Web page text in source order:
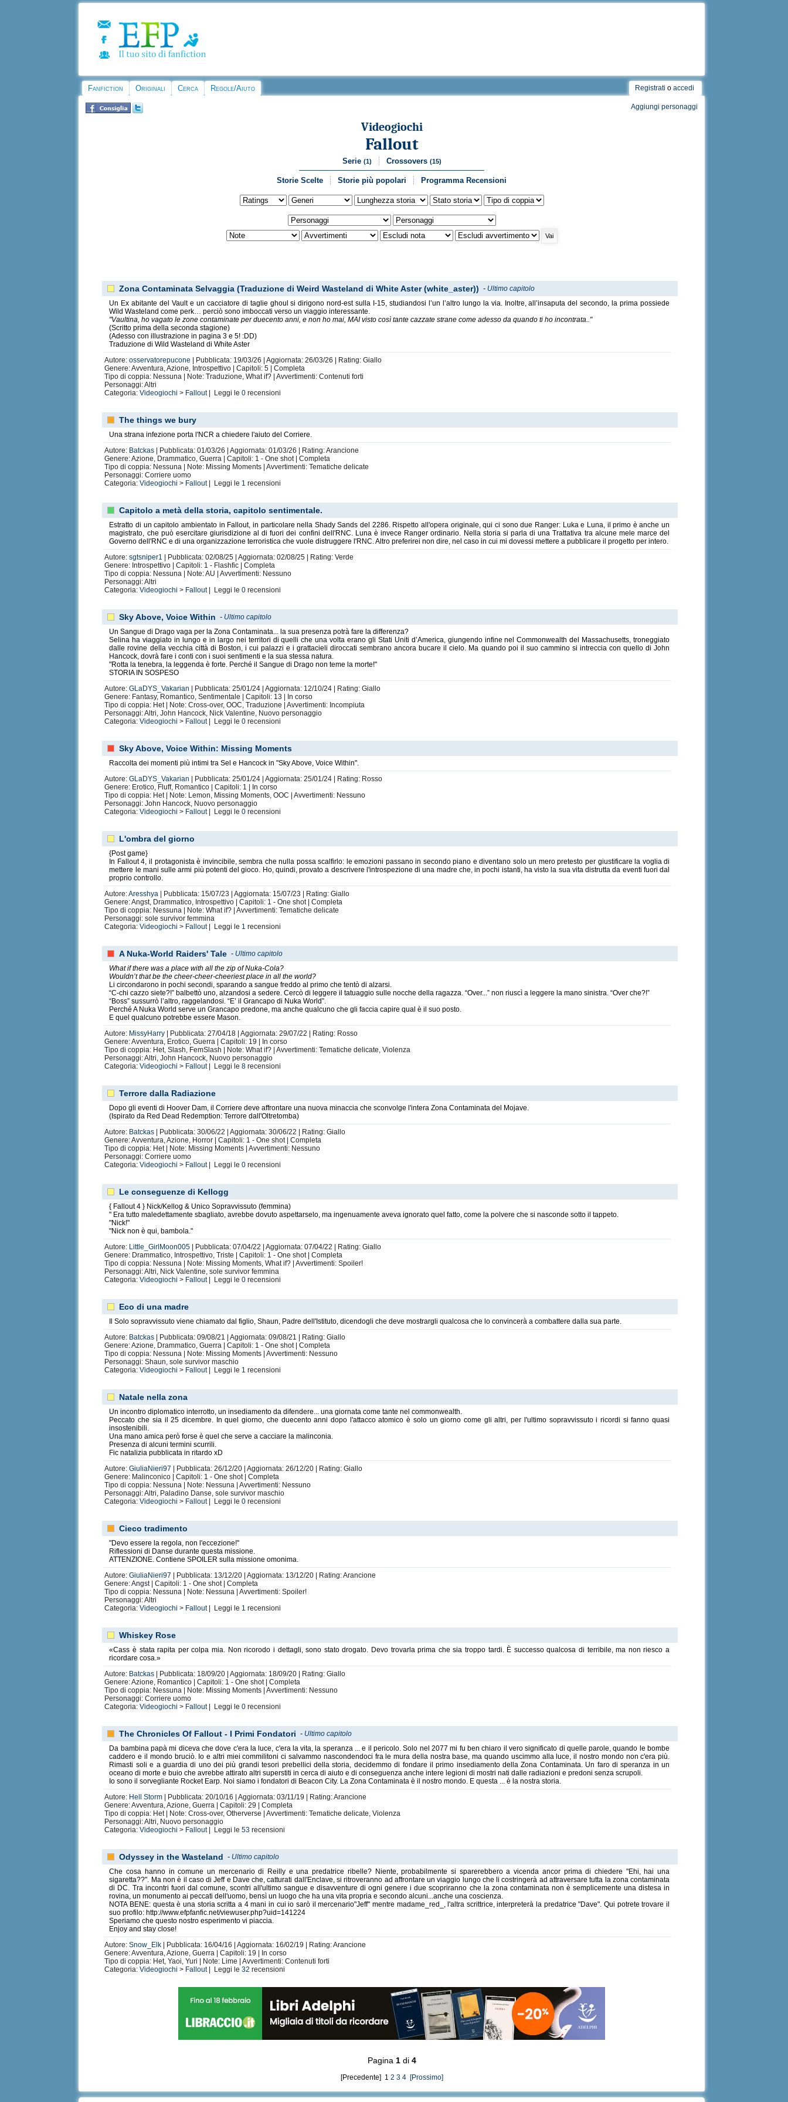
Fanfiction Originali Cerca Regole/Aiuto Registrati o accedi
Aggiungi personaggi
Videogiochi
Fallout
Serie (1) Crossovers (15)
Storie Scelte Storie più popolari Programma Recensioni
Zona Contaminata Selvaggia (Traduzione di Weird Wasteland di White Aster (white_aster)) - Ultimo capitolo
Un Ex abitante del Vault e un cacciatore di taglie ghoul si dirigono nord-est sulla I-15, studiandosi l’un l’altro lungo la via. Inoltre, all’insaputa del secondo, la prima possiede
Wild Wasteland come perk… perciò sono imboccati verso un viaggio interessante.
"Vaultina, ho vagato le zone contaminate per duecento anni, e non ho mai, MAI visto così tante cazzate strane come adesso da quando ti ho incontrata.."
(Scritto prima della seconda stagione)
(Adesso con illustrazione in pagina 3 e 5! :DD)
Traduzione di Wild Wasteland di White Aster
Autore:osservatorepucone
| Pubblicata: 19/03/26 | Aggiornata: 26/03/26 | Rating: Giallo
Genere: Avventura, Azione, Introspettivo | Capitoli: 5 | Completa
Tipo di coppia: Nessuna | Note: Traduzione, What if? | Avvertimenti: Contenuti forti
Personaggi: Altri
Categoria:Videogiochi > Fallout| Leggi le0 recensioni
The things we bury
Una strana infezione porta l'NCR a chiedere l'aiuto del Corriere.
Autore: Batckas | Pubblicata: 01/03/26 | Aggiornata: 01/03/26 | Rating: Arancione
Genere: Azione, Drammatico, Guerra | Capitoli: 1 - One shot | Completa
Tipo di coppia: Nessuna | Note: Missing Moments | Avvertimenti: Tematiche delicate
Personaggi: Corriere uomo
Categoria:Videogiochi > Fallout| Leggi le 1 recensioni
Capitolo a metà della storia, capitolo sentimentale.
Estratto di un capitolo ambientato in Fallout, in particolare nella Shady Sands del 2286. Rispetto all'opera originale, qui ci sono due Ranger: Luka e Luna, il primo è anche un
magistrato, che può esercitare giurisdizione al di fuori dei confini dell'RNC. Luna è invece Ranger ordinario. Nella storia si parla di una Trattativa tra alcune mele marce del
Governo dell'RNC e di una organizzazione terroristica che vuole distruggere l'RNC. Altro preferirei non dire, nel caso in cui mi dovessi mettere a pubblicare il progetto per intero.
Autore:sgtsniper1
| Pubblicata: 02/08/25 | Aggiornata: 02/08/25 | Rating: Verde
Genere: Introspettivo | Capitoli: 1 - Flashfic | Completa
Tipo di coppia: Nessuna | Note: AU | Avvertimenti: Nessuno
Personaggi: Altri
Categoria:Videogiochi > Fallout| Leggi le0 recensioni
Sky Above, Voice Within - Ultimo capitolo
Un Sangue di Drago vaga per la Zona Contaminata... la sua presenza potrà fare la differenza?
Selina ha viaggiato in lungo e in largo nei territori di quelli che una volta erano gli Stati Uniti d’America, giungendo infine nel Commonwealth del Massachusetts, troneggiato
dalle rovine della vecchia città di Boston, i cui palazzi e i grattacieli diroccati sembrano ancora bucare il cielo. Ma quando poi il suo cammino si intreccia con quello di John
Hancock, dovrà fare i conti con i suoi sentimenti e la sua stessa natura.
"Rotta la tenebra, la leggenda è forte. Perché il Sangue di Drago non teme la morte!"
STORIA IN SOSPESO
Autore:GLaDYS_Vakarian
| Pubblicata: 25/01/24 | Aggiornata: 12/10/24 | Rating: Giallo
Genere: Fantasy, Romantico, Sentimentale | Capitoli: 13 | In corso
Tipo di coppia: Het | Note: Cross-over, OOC, Traduzione | Avvertimenti: Incompiuta
Personaggi: Altri, John Hancock, Nick Valentine, Nuovo personaggio
Categoria:Videogiochi > Fallout| Leggi le0 recensioni
Sky Above, Voice Within: Missing Moments
Raccolta dei momenti più intimi tra Sel e Hancock in "Sky Above, Voice Within".
Autore:GLaDYS_Vakarian
| Pubblicata: 25/01/24 | Aggiornata: 25/01/24 | Rating: Rosso
Genere: Erotico, Fluff, Romantico | Capitoli: 1 | In corso
Tipo di coppia: Het | Note: Lemon, Missing Moments, OOC | Avvertimenti: Nessuno
Personaggi: John Hancock, Nuovo personaggio
Categoria:Videogiochi > Fallout| Leggi le0 recensioni
L'ombra del giorno
{Post game}
In Fallout 4, il protagonista è invincibile, sembra che nulla possa scalfirlo: le emozioni passano in secondo piano e diventano solo un mero pretesto per giustificare la voglia di
mettere le mani sulle armi più potenti del gioco. Ho, quindi, provato a descrivere l'introspezione di una madre che, in pochi istanti, ha visto la sua vita distrutta da eventi fuori dal
proprio controllo.
Autore:Aresshya | Pubblicata: 15/07/23 | Aggiornata: 15/07/23 | Rating: Giallo
Genere: Angst, Drammatico, Introspettivo | Capitoli: 1 - One shot | Completa
Tipo di coppia: Nessuna | Note: What if? | Avvertimenti: Tematiche delicate
Personaggi: sole survivor femmina
Categoria:Videogiochi > Fallout| Leggi le 1 recensioni
A Nuka-World Raiders' Tale - Ultimo capitolo
What if there was a place with all the zip of Nuka-Cola?
Wouldn’t that be the cheer-cheer-cheeriest place in all the world?
Li circondarono in pochi secondi, sparando a sangue freddo al primo che tentò di alzarsi.
“C-chi cazzo siete?!” balbettò uno, alzandosi a sedere. Cercò di leggere il tatuaggio sulle nocche della ragazza. “Over...” non riuscì a leggere la mano sinistra. “Over che?!”
“Boss” sussurrò l’altro, raggelandosi. “E’ il Grancapo di Nuka World”.
Perché A Nuka World serve un Grancapo predone, ma anche qualcuno che gli faccia capire qual è il suo posto.
E quel qualcuno potrebbe essere Mason.
Autore: MissyHarry | Pubblicata: 27/04/18 | Aggiornata: 29/07/22 | Rating: Rosso
Genere: Avventura, Erotico, Guerra | Capitoli: 19 | In corso
Tipo di coppia: Het, Slash, FemSlash | Note: What if? | Avvertimenti: Tematiche delicate, Violenza
Personaggi: Altri, John Hancock, Nuovo personaggio
Categoria:Videogiochi > Fallout| Leggi le8 recensioni
Terrore dalla Radiazione
Dopo gli eventi di Hoover Dam, il Corriere deve affrontare una nuova minaccia che sconvolge l'intera Zona Contaminata del Mojave.
(Ispirato da Red Dead Redemption: Terrore dall'Oltretomba)
Autore: Batckas | Pubblicata: 30/06/22 | Aggiornata: 30/06/22 | Rating: Giallo
Genere: Avventura, Azione, Horror | Capitoli: 1 - One shot | Completa
Tipo di coppia: Het | Note: Missing Moments | Avvertimenti: Nessuno
Personaggi: Corriere uomo
Categoria:Videogiochi > Fallout| Leggi le0 recensioni
Le conseguenze di Kellogg
{ Fallout 4 } Nick/Kellog & Unico Sopravvissuto (femmina)
" Era tutto maledettamente sbagliato, avrebbe dovuto aspettarselo, ma ingenuamente aveva ignorato quel fatto, come la polvere che si nasconde sotto il tappeto.
"Nick!"
"Nick non è qui, bambola."
Autore: Little_GirlMoon005 | Pubblicata: 07/04/22 | Aggiornata: 07/04/22 | Rating: Giallo
Genere: Drammatico, Introspettivo, Triste | Capitoli: 1 - One shot | Completa
Tipo di coppia: Nessuna | Note: Missing Moments, What if? | Avvertimenti: Spoiler!
Personaggi: Altri, Nick Valentine, sole survivor femmina
Categoria:Videogiochi > Fallout| Leggi le0 recensioni
Eco di una madre
Il Solo sopravvissuto viene chiamato dal figlio, Shaun, Padre dell'Istituto, dicendogli che deve mostrargli qualcosa che lo convincerà a combattere dalla sua parte.
Autore: Batckas | Pubblicata: 09/08/21 | Aggiornata: 09/08/21 | Rating: Giallo
Genere: Azione, Drammatico, Guerra | Capitoli: 1 - One shot | Completa
Tipo di coppia: Nessuna | Note: Missing Moments | Avvertimenti: Nessuno
Personaggi: Shaun, sole survivor maschio
Categoria:Videogiochi > Fallout| Leggi le 1 recensioni
Natale nella zona
Un incontro diplomatico interrotto, un insediamento da difendere... una giornata come tante nel commonwealth.
Peccato che sia il 25 dicembre. In quel giorno, che duecento anni dopo l'attacco atomico è solo un giorno come gli altri, per l'ultimo sopravvissuto i ricordi si fanno quasi
insostenibili.
Una mano amica però forse è quel che serve a cacciare la malinconia.
Presenza di alcuni termini scurrili.
Fic natalizia pubblicata in ritardo xD
Autore:GiuliaNieri97
| Pubblicata: 26/12/20 | Aggiornata: 26/12/20 | Rating: Giallo
Genere: Malinconico | Capitoli: 1 - One shot | Completa
Tipo di coppia: Nessuna | Note: Nessuna | Avvertimenti: Nessuno
Personaggi: Altri, Paladino Danse, sole survivor maschio
Categoria:Videogiochi > Fallout| Leggi le0 recensioni
Cieco tradimento
"Devo essere la regola, non l'eccezione!"
Riflessioni di Danse durante questa missione.
ATTENZIONE. Contiene SPOILER sulla missione omonima.
Autore:GiuliaNieri97
| Pubblicata: 13/12/20 | Aggiornata: 13/12/20 | Rating: Arancione
Genere: Angst | Capitoli: 1 - One shot | Completa
Tipo di coppia: Nessuna | Note: Nessuna | Avvertimenti: Spoiler!
Personaggi: Altri
Categoria:Videogiochi > Fallout| Leggi le 1 recensioni
Whiskey Rose
«Cass è stata rapita per colpa mia. Non ricorodo i dettagli, sono stato drogato. Devo trovarla prima che sia troppo tardi. È successo qualcosa di terribile, ma non riesco a
ricordare cosa.»
Autore: Batckas | Pubblicata: 18/09/20 | Aggiornata: 18/09/20 | Rating: Giallo
Genere: Azione, Romantico | Capitoli: 1 - One shot | Completa
Tipo di coppia: Nessuna | Note: Missing Moments | Avvertimenti: Nessuno
Personaggi: Corriere uomo
Categoria:Videogiochi > Fallout| Leggi le0 recensioni
The Chronicles Of Fallout - I Primi Fondatori - Ultimo capitolo
Da bambina papà mi diceva che dove c'era la luce, c'era la vita, la speranza ... e il pericolo. Solo nel 2077 mi fu ben chiaro il vero significato di quelle parole, quando le bombe
caddero e il mondo bruciò. Io e altri miei commilitoni ci salvammo nascondendoci fra le mura della nostra base, ma quando uscimmo alla luce, il nostro mondo non c'era più.
Rimasti soli e a guardia di uno dei più grandi tesori prebellici della storia, decidemmo di fondare il primo insediamento della Zona Contaminata. Un faro di speranza in un
oceano di morte e buio che avrebbe attirato altri superstiti in cerca di aiuto e di conseguenza anche intere legioni di mostri nati dalle radiazioni e predoni senza scrupoli.
Io sono il sorvegliante Rocket Earp. Noi siamo i fondatori di Beacon City. La Zona Contaminata è il nostro mondo. E questa ... è la nostra storia.
Autore: Hell Storm | Pubblicata: 20/10/16 | Aggiornata: 03/11/19 | Rating: Arancione
Genere: Avventura, Azione, Guerra | Capitoli: 29 | Completa
Tipo di coppia: Het | Note: Cross-over, Otherverse | Avvertimenti: Tematiche delicate, Violenza
Personaggi: Altri, Nuovo personaggio
Categoria:Videogiochi > Fallout| Leggi le53 recensioni
Odyssey in the Wasteland - Ultimo capitolo
Che cosa hanno in comune un mercenario di Reilly e una predatrice ribelle? Niente, probabilmente si sparerebbero a vicenda ancor prima di chiedere "Ehi, hai una
sigaretta??". Ma non è il caso di Jeff e Dave che, catturati dall'Enclave, si ritroveranno ad affrontare un viaggio lungo che li costringerà ad attraversare tutta la zona contaminata
di DC. Tra incontri fuori dal comune, scontri all'ultimo sangue e disavventure di ogni genere i due scopriranno che la zona contaminata non è semplicemente una distesa in
rovina, un monumento ai peccati dell'uomo, bensì un luogo che ha una vita propria e secondo alcuni...anche una coscienza.
NOTA BENE: questa è una storia scritta a 4 mani in cui io sarò il mercenario"Jeff" mentre madame_red_, l'altra scrittrice, interpreterà la predatrice "Dave". Qui potrete trovare il
suo profilo: http://www.efpfanfic.net/viewuser.php?uid=141224
Speriamo che questo nostro esperimento vi piaccia.
Enjoy and stay close!
Autore:Snow_Elk | Pubblicata: 16/04/16 | Aggiornata: 16/02/19 | Rating: Arancione
Genere: Avventura, Azione, Guerra | Capitoli: 19 | In corso
Tipo di coppia: Het, Yaoi, Yuri | Note: Lime | Avvertimenti: Contenuti forti
Categoria:Videogiochi > Fallout| Leggi le32 recensioni
Pagina 1di 4
[Precedente] 1 2 3 4 [Prossimo]